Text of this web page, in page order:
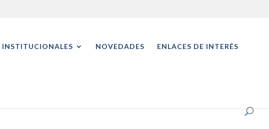
INSTITUCIONALES NOVEDADES ENLACES DE INTERÉS